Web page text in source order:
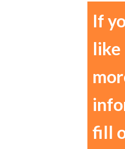
If
like
fill